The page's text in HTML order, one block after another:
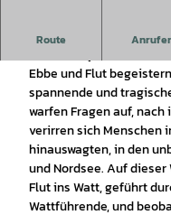
Route
Du bist im Watt und die
Ebbe und Flut
spannende und
warfen Fragen auf,
verirren sich Menschen
hinauswagten, in den
und Nordsee. Auf
Flut ins Watt, geführt
Wattführende, und